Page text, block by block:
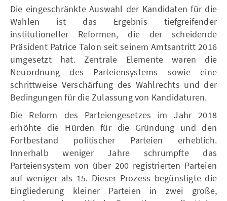
Die eingeschränkte Auswahl der Kandidaten für die
Wahlen ist das Ergebnis tiefgreifender
institutioneller Reformen, die der scheidende
Präsident Patrice Talon seit seinem Amtsantritt 2016
umgesetzt hat. Zentrale Elemente waren die
Neuordnung des Parteiensystems sowie eine
schrittweise Verschärfung des Wahlrechts und der
Bedingungen für die Zulassung von Kandidaturen.
Die Reform des Parteiengesetzes im Jahr 2018
erhöhte die Hürden für die Gründung und den
Fortbestand politischer Parteien erheblich.
Innerhalb weniger Jahre schrumpfte das
Parteiensystem von über 200 registrierten Parteien
auf weniger als 15. Dieser Prozess begünstigte die
Eingliederung kleiner Parteien in zwei große,